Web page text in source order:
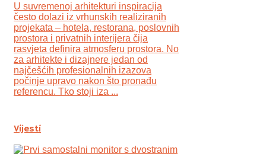
U suvremenoj arhitekturi inspiracija
često dolazi iz vrhunskih realiziranih
projekata – hotela, restorana, poslovnih
prostora i privatnih interijera čija
rasvjeta definira atmosferu prostora. No
za arhitekte i dizajnere jedan od
najčešćih profesionalnih izazova
počinje upravo nakon što pronađu
referencu. Tko stoji iza ...
Vijesti